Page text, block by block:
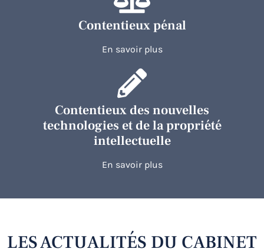
Contentieux pénal
En savoir plus
Contentieux des nouvelles
technologies et de la propriété
intellectuelle
En savoir plus
LES ACTUALITÉS DU CABINET